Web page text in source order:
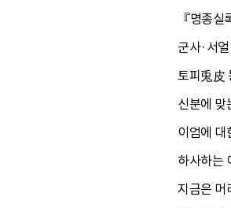
『명종
군사·서
토피兎皮
신분에 맞
이엄에 대
하사하는
지금은 머